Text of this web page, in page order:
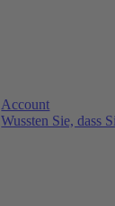
Account
Wussten Sie, dass